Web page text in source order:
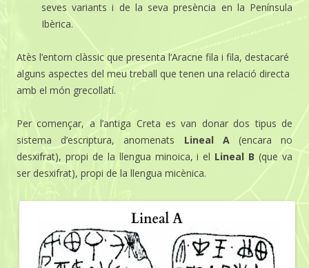
seves variants i de la seva presència en la Península
Ibèrica.
Atès l’entorn clàssic que presenta l’Aracne fila i fila, destacaré
alguns aspectes del meu treball que tenen una relació directa
amb el món grecollatí.
Per començar, a l’antiga Creta es van donar dos tipus de
sistema d’escriptura, anomenats Lineal A(encara no
desxifrat), propi de la llengua minoica, i el Lineal B (que va
ser desxifrat), propi de la llengua micènica.